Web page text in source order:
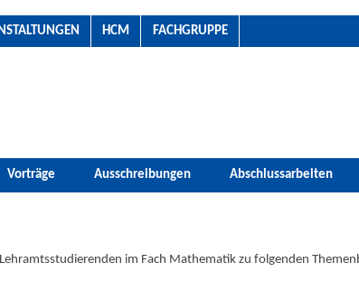
HCM FACHGRUPPE
Vorträge Ausschreibungen Abschlussarbeiten
im Fach Mathematik zu folgenden